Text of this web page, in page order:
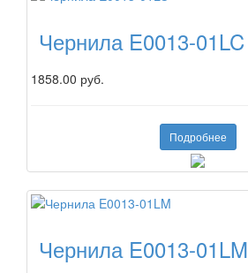
Чернила E0013-01LC
1858.00 руб.
Подробнее
Чернила E0013-01LM